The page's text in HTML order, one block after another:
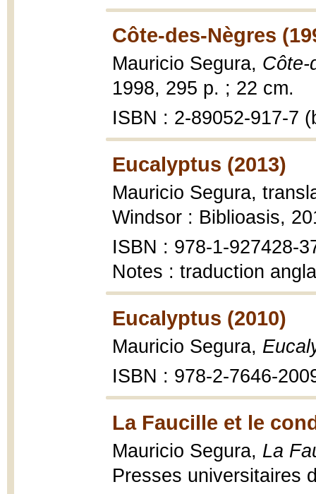
Côte-des-Nègres
Mauricio Segura, Côte-
1998, 295 p. ; 22 cm.
ISBN : 2-89052-917-7
Eucalyptus (2013)
Mauricio Segura,
Windsor : Biblioasis,
ISBN : 978-1-927428-
Notes : traduction
Eucalyptus (2010)
Mauricio Segura,
ISBN : 978-2-7646-
La Faucille et le
Mauricio Segura, La
Presses universitaires